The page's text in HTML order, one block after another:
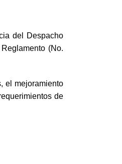
del Despacho
(No.
el mejoramiento
de